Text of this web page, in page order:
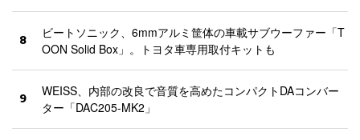
8
ビートソニック、6mmアルミ筐体の車載サブウーファー「T
OON Solid Box」。トヨタ車専用取付キットも
9
WEISS、内部の改良で音質を高めたコンパクトDAコンバー
ター「DAC205-MK2」